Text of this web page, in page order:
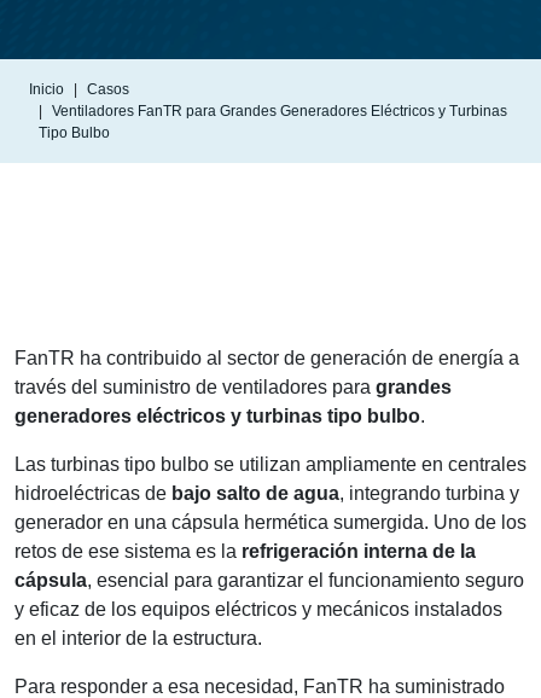
Inicio
Casos
Ventiladores FanTR para Grandes Generadores Eléctricos y Turbinas
Tipo Bulbo
FanTR ha contribuido al sector de generación de energía a
través del suministro de ventiladores para grandes
generadores eléctricos y turbinas tipo bulbo.
Las turbinas tipo bulbo se utilizan ampliamente en centrales
hidroeléctricas de bajo salto de agua, integrando turbina y
generador en una cápsula hermética sumergida. Uno de los
retos de ese sistema es la refrigeración interna de la
cápsula, esencial para garantizar el funcionamiento seguro
y eficaz de los equipos eléctricos y mecánicos instalados
en el interior de la estructura.
Para responder a esa necesidad, FanTR ha suministrado